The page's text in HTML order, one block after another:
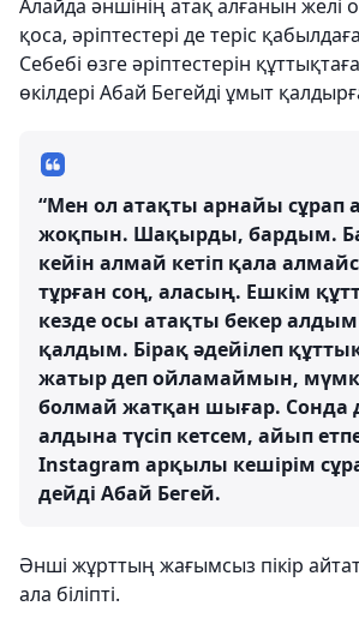
Алайда әншінің атақ алғанын
қоса, әріптестері де теріс
Себебі өзге әріптестерін
өкілдері Абай Бегейді ұмыт
“Мен ол атақты арнайы сұрап
жоқпын. Шақырды, бардым.
кейін алмай кетіп қала
тұрған соң, аласың. Ешкім
кезде осы атақты бекер
қалдым. Бірақ әдейілеп
жатыр деп ойламаймын,
болмай жатқан шығар. Сонда
алдына түсіп кетсем, айып
Instagram арқылы кешірім
дейді Абай Бегей.
Әнші жұрттың жағымсыз пікір
ала біліпті.